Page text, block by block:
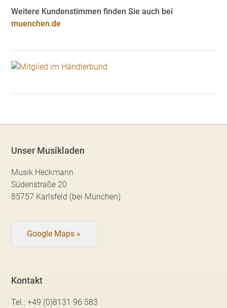
Weitere Kundenstimmen finden Sie auch bei
muenchen.de
Unser Musikladen
Musik Heckmann
Südenstraße 20
85757 Karlsfeld (bei München)
Google Maps »
Kontakt
Tel.:+49 (0)8131 96 583